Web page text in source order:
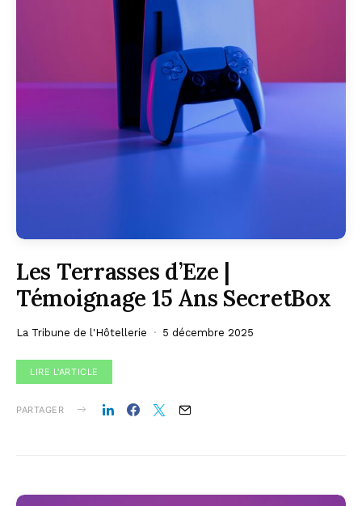
Les Terrasses d’Eze |
Témoignage 15 Ans SecretBox
La Tribune de l'Hôtellerie 5 décembre 2025
LIRE L'ARTICLE
PARTAGER